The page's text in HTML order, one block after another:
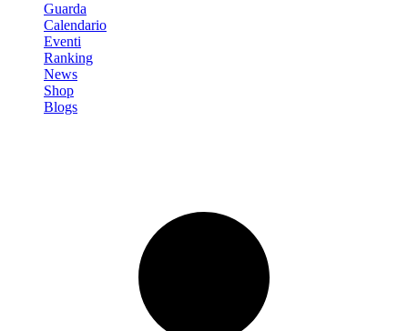
Guarda
Calendario
Eventi
Ranking
News
Shop
Blogs